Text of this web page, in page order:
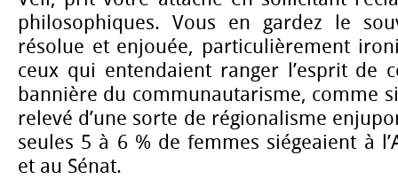
philosophiques. Vous en gardez le
résolue et enjouée, particulièrement
ceux qui entendaient ranger l’esprit de
bannière du communautarisme, comme
relevé d’une sorte de régionalisme
seules 5 à 6 % de femmes siégeaient à
et au Sénat.